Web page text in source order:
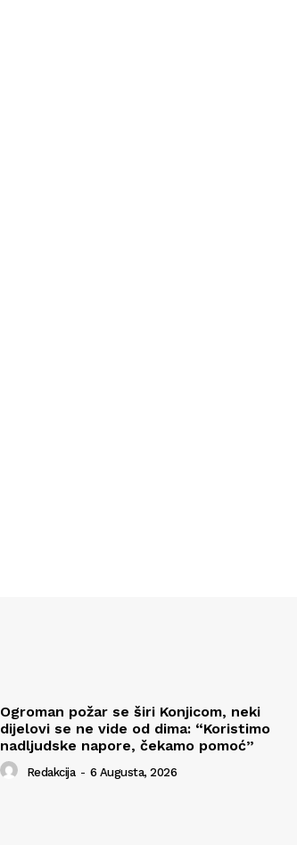
Ogroman požar se širi Konjicom, neki
dijelovi se ne vide od dima: “Koristimo
nadljudske napore, čekamo pomoć”
Redakcija - 6 Augusta, 2026